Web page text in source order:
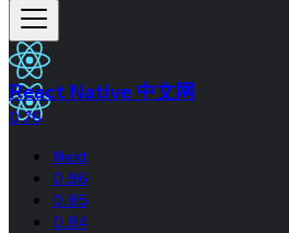
React Native 中文网
0.76
Next
0.86
0.85
0.84